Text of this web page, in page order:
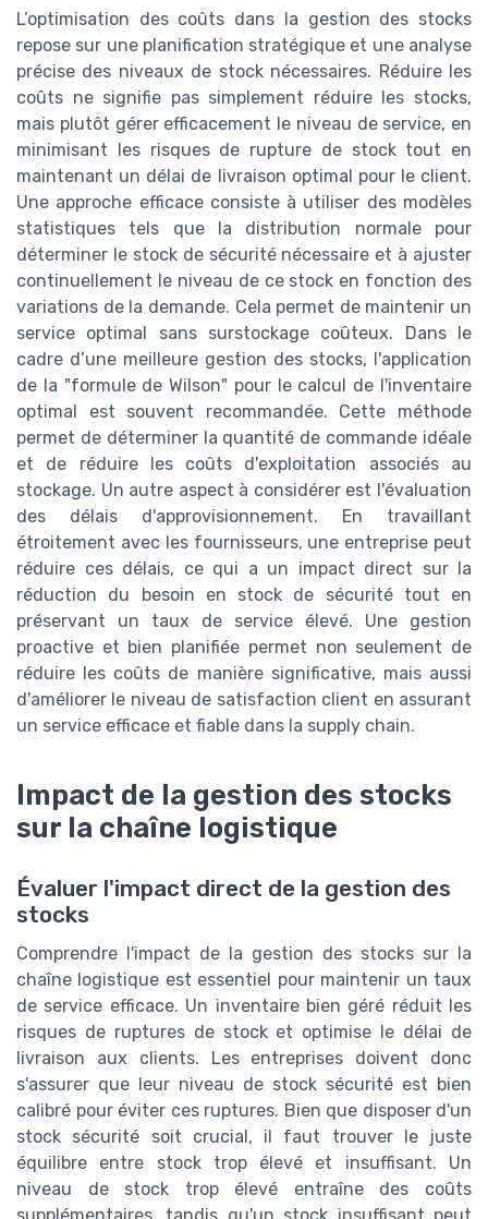
L’optimisation des coûts dans la gestion des stocks
repose sur une planification stratégique et une analyse
précise des niveaux de stock nécessaires. Réduire les
coûts ne signifie pas simplement réduire les stocks,
mais plutôt gérer efficacement le niveau de service, en
minimisant les risques de rupture de stock tout en
maintenant un délai de livraison optimal pour le client.
Une approche efficace consiste à utiliser des modèles
statistiques tels que la distribution normale pour
déterminer le stock de sécurité nécessaire et à ajuster
continuellement le niveau de ce stock en fonction des
variations de la demande. Cela permet de maintenir un
service optimal sans surstockage coûteux. Dans le
cadre d’une meilleure gestion des stocks, l'application
de la "formule de Wilson" pour le calcul de l'inventaire
optimal est souvent recommandée. Cette méthode
permet de déterminer la quantité de commande idéale
et de réduire les coûts d'exploitation associés au
stockage. Un autre aspect à considérer est l'évaluation
des délais d'approvisionnement. En travaillant
étroitement avec les fournisseurs, une entreprise peut
réduire ces délais, ce qui a un impact direct sur la
réduction du besoin en stock de sécurité tout en
préservant un taux de service élevé. Une gestion
proactive et bien planifiée permet non seulement de
réduire les coûts de manière significative, mais aussi
d'améliorer le niveau de satisfaction client en assurant
un service efficace et fiable dans la supply chain.
Impact de la gestion des stocks
sur la chaîne logistique
Évaluer l'impact direct de la gestion des
stocks
Comprendre l'impact de la gestion des stocks sur la
chaîne logistique est essentiel pour maintenir un taux
de service efficace. Un inventaire bien géré réduit les
risques de ruptures de stock et optimise le délai de
livraison aux clients. Les entreprises doivent donc
s'assurer que leur niveau de stock sécurité est bien
calibré pour éviter ces ruptures. Bien que disposer d'un
stock sécurité soit crucial, il faut trouver le juste
équilibre entre stock trop élevé et insuffisant. Un
niveau de stock trop élevé entraîne des coûts